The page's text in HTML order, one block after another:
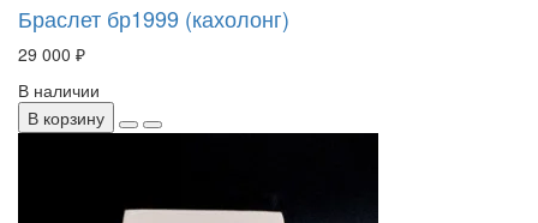
Браслет бр1999 (кахолонг)
29 000 ₽
В наличии
В корзину